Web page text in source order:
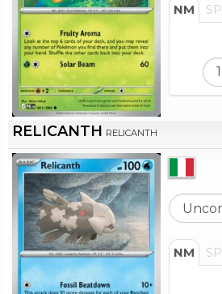
NM SP
RELICANTH RELICANTH
NM SP